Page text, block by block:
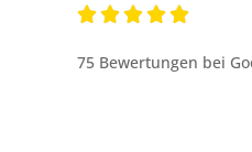

75 Bewertungen bei